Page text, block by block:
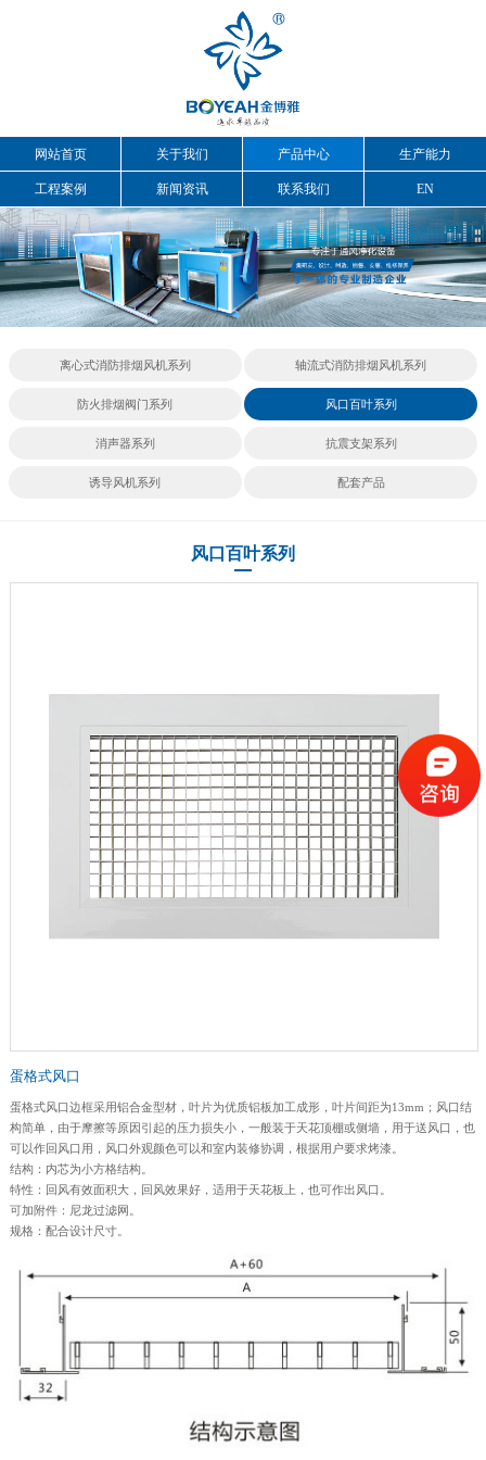
网站首页 关于我们 产品中心 生产能力
工程案例 新闻资讯 联系我们 EN
离心式消防排烟风机系列 轴流式消防排烟风机系列
防火排烟阀门系列 风口百叶系列
消声器系列 抗震支架系列
诱导风机系列 配套产品
风口百叶系列
蛋格式风口
蛋格式风口边框采用铝合金型材，叶片为优质铝板加工成形，叶片间距为13mm；风口结
构简单，由于摩擦等原因引起的压力损失小，一般装于天花顶棚或侧墙，用于送风口，也
可以作回风口用，风口外观颜色可以和室内装修协调，根据用户要求烤漆。
结构：内芯为小方格结构。
特性：回风有效面积大，回风效果好，适用于天花板上，也可作出风口。
可加附件：尼龙过滤网。
规格：配合设计尺寸。